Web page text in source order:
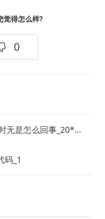
觉得怎么样?
0
_20*Changhong汽车空...
_1